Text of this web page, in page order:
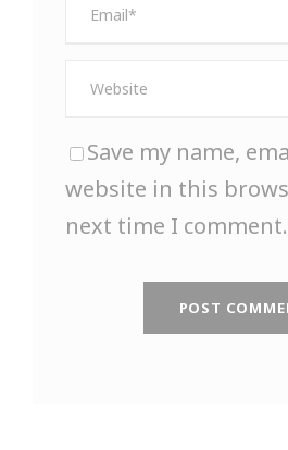
Save my name,
website in this
next time I comment.